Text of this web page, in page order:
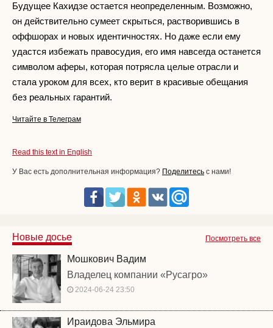
Будущее Кахидзе остается неопределенным. Возможно,
он действительно сумеет скрыться, растворившись в
оффшорах и новых идентичностях. Но даже если ему
удастся избежать правосудия, его имя навсегда останется
символом аферы, которая потрясла целые отрасли и
стала уроком для всех, кто верит в красивые обещания
без реальных гарантий.
Читайте в Телеграм
Read this text in English
У Вас есть дополнительная информация? Поделитесь с нами!
Посмотреть все
Новые досье
Мошкович Вадим
Владелец компании «Русагро»
2024-06-24 23:50
Ираидова Эльмира